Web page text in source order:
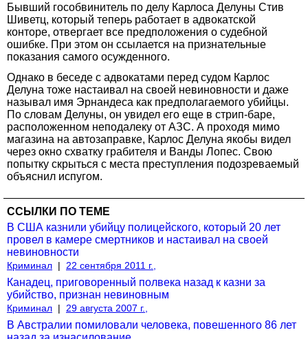
Бывший гособвинитель по делу Карлоса Делуны Стив
Шиветц, который теперь работает в адвокатской
конторе, отвергает все предположения о судебной
ошибке. При этом он ссылается на признательные
показания самого осужденного.
Однако в беседе с адвокатами перед судом Карлос
Делуна тоже настаивал на своей невиновности и даже
называл имя Эрнандеса как предполагаемого убийцы.
По словам Делуны, он увидел его еще в стрип-баре,
расположенном неподалеку от АЗС. А проходя мимо
магазина на автозаправке, Карлос Делуна якобы видел
через окно схватку грабителя и Ванды Лопес. Свою
попытку скрыться с места преступления подозреваемый
объяснил испугом.
ССЫЛКИ ПО ТЕМЕ
В США казнили убийцу полицейского, который 20 лет
провел в камере смертников и настаивал на своей
невиновности
Криминал | 22 сентября 2011 г.,
Канадец, приговоренный полвека назад к казни за
убийство, признан невиновным
Криминал | 29 августа 2007 г.,
В Австралии помиловали человека, повешенного 86 лет